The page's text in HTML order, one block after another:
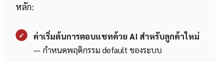
หลัก:
✓
ค่าเริ่มต้นการตอบแชทด้วย AI สำหรับลูกค้าใหม่
— กำหนดพฤติกรรม default ของระบบ